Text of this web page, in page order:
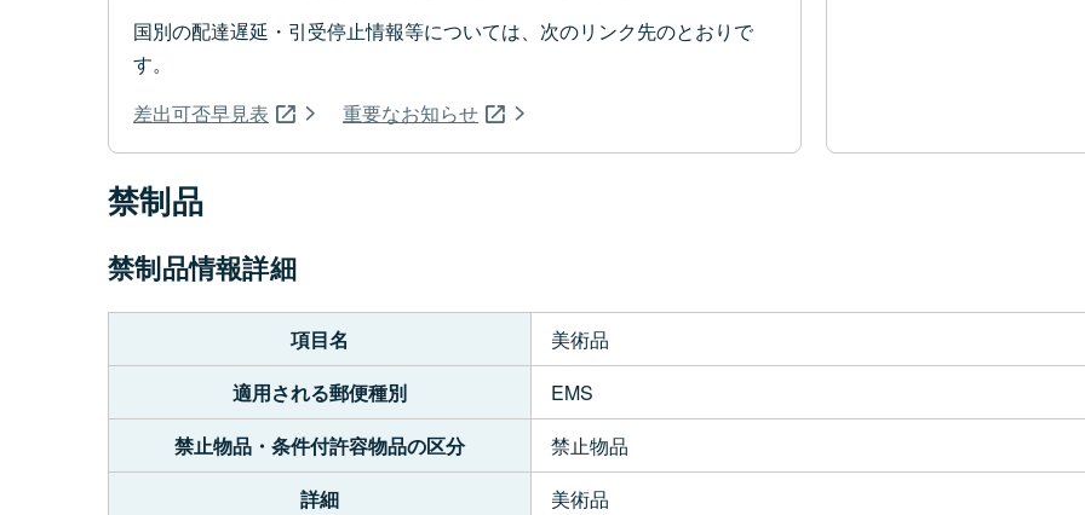
国別の配達遅延・引受停止情報等については、次のリンク先のとおりで
す。
差出可否早見表
重要なお知らせ
禁制品
禁制品情報詳細
項目名
美術品
適用される郵便種別
EMS
禁止物品・条件付許容物品の区分
禁止物品
詳細
美術品